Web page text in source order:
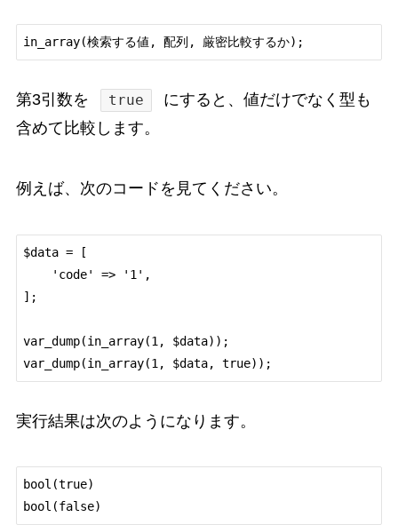
第3引数を true
にすると、値だけでなく型も
含めて比較します。
例えば、次のコードを見てください。
$data = [
];
var_dump(in_array(1, $data));
実行結果は次のようになります。
bool(true)